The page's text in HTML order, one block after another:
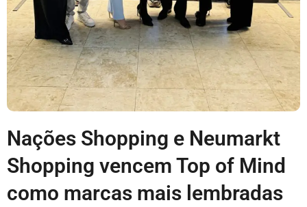
Nações Shopping e Neumarkt
Shopping vencem Top of Mind
como marcas mais lembradas